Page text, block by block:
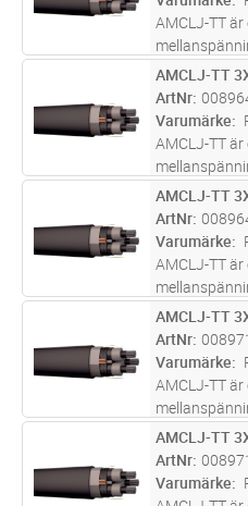
yttermantel
AMCLJ-TT
som ingår i
Prysmians
utvärdering
yttermantel
M
AMCLJ-TT
ArtNr
Varumärke
AMCLJ-TT
som ingår i
Prysmians
utvärdering
yttermantel
M
AMCLJ-TT
ArtNr
Varumärke
AMCLJ-TT
som ingår i
Prysmians
utvärdering
yttermantel
M
AMCLJ-TT
ArtNr
Varumärke
AMCLJ-TT
som ingår i
Prysmians
utvärdering
yttermantel
M
AMCLJ-TT
ArtNr
Varumärke